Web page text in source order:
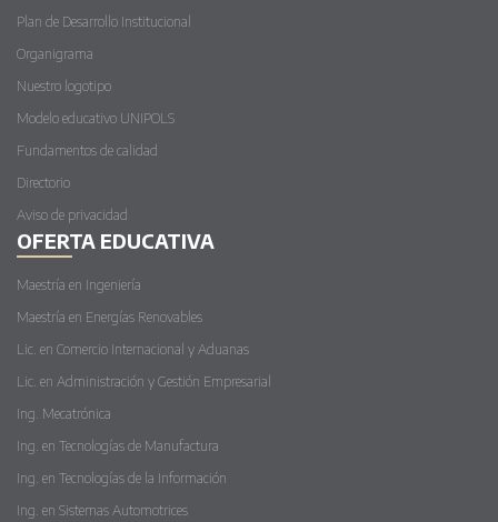
Plan de Desarrollo Institucional
Organigrama
Nuestro logotipo
Modelo educativo UNIPOLS
Fundamentos de calidad
Directorio
Aviso de privacidad
OFERTA EDUCATIVA
Maestría en Ingeniería
Maestría en Energías Renovables
Lic. en Comercio Internacional y Aduanas
Lic. en Administración y Gestión Empresarial
Ing. Mecatrónica
Ing. en Tecnologías de Manufactura
Ing. en Tecnologías de la Información
Ing. en Sistemas Automotrices